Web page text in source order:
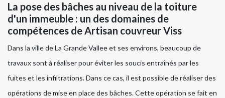
La pose des bâches au niveau de la toiture
d'un immeuble : un des domaines de
compétences de Artisan couvreur Viss
Dans la ville de La Grande Vallee et ses environs, beaucoup de
travaux sont à réaliser pour éviter les soucis entraînés par les
fuites et les infiltrations. Dans ce cas, il est possible de réaliser des
opérations de mise en place des bâches. Cette opération se fait en